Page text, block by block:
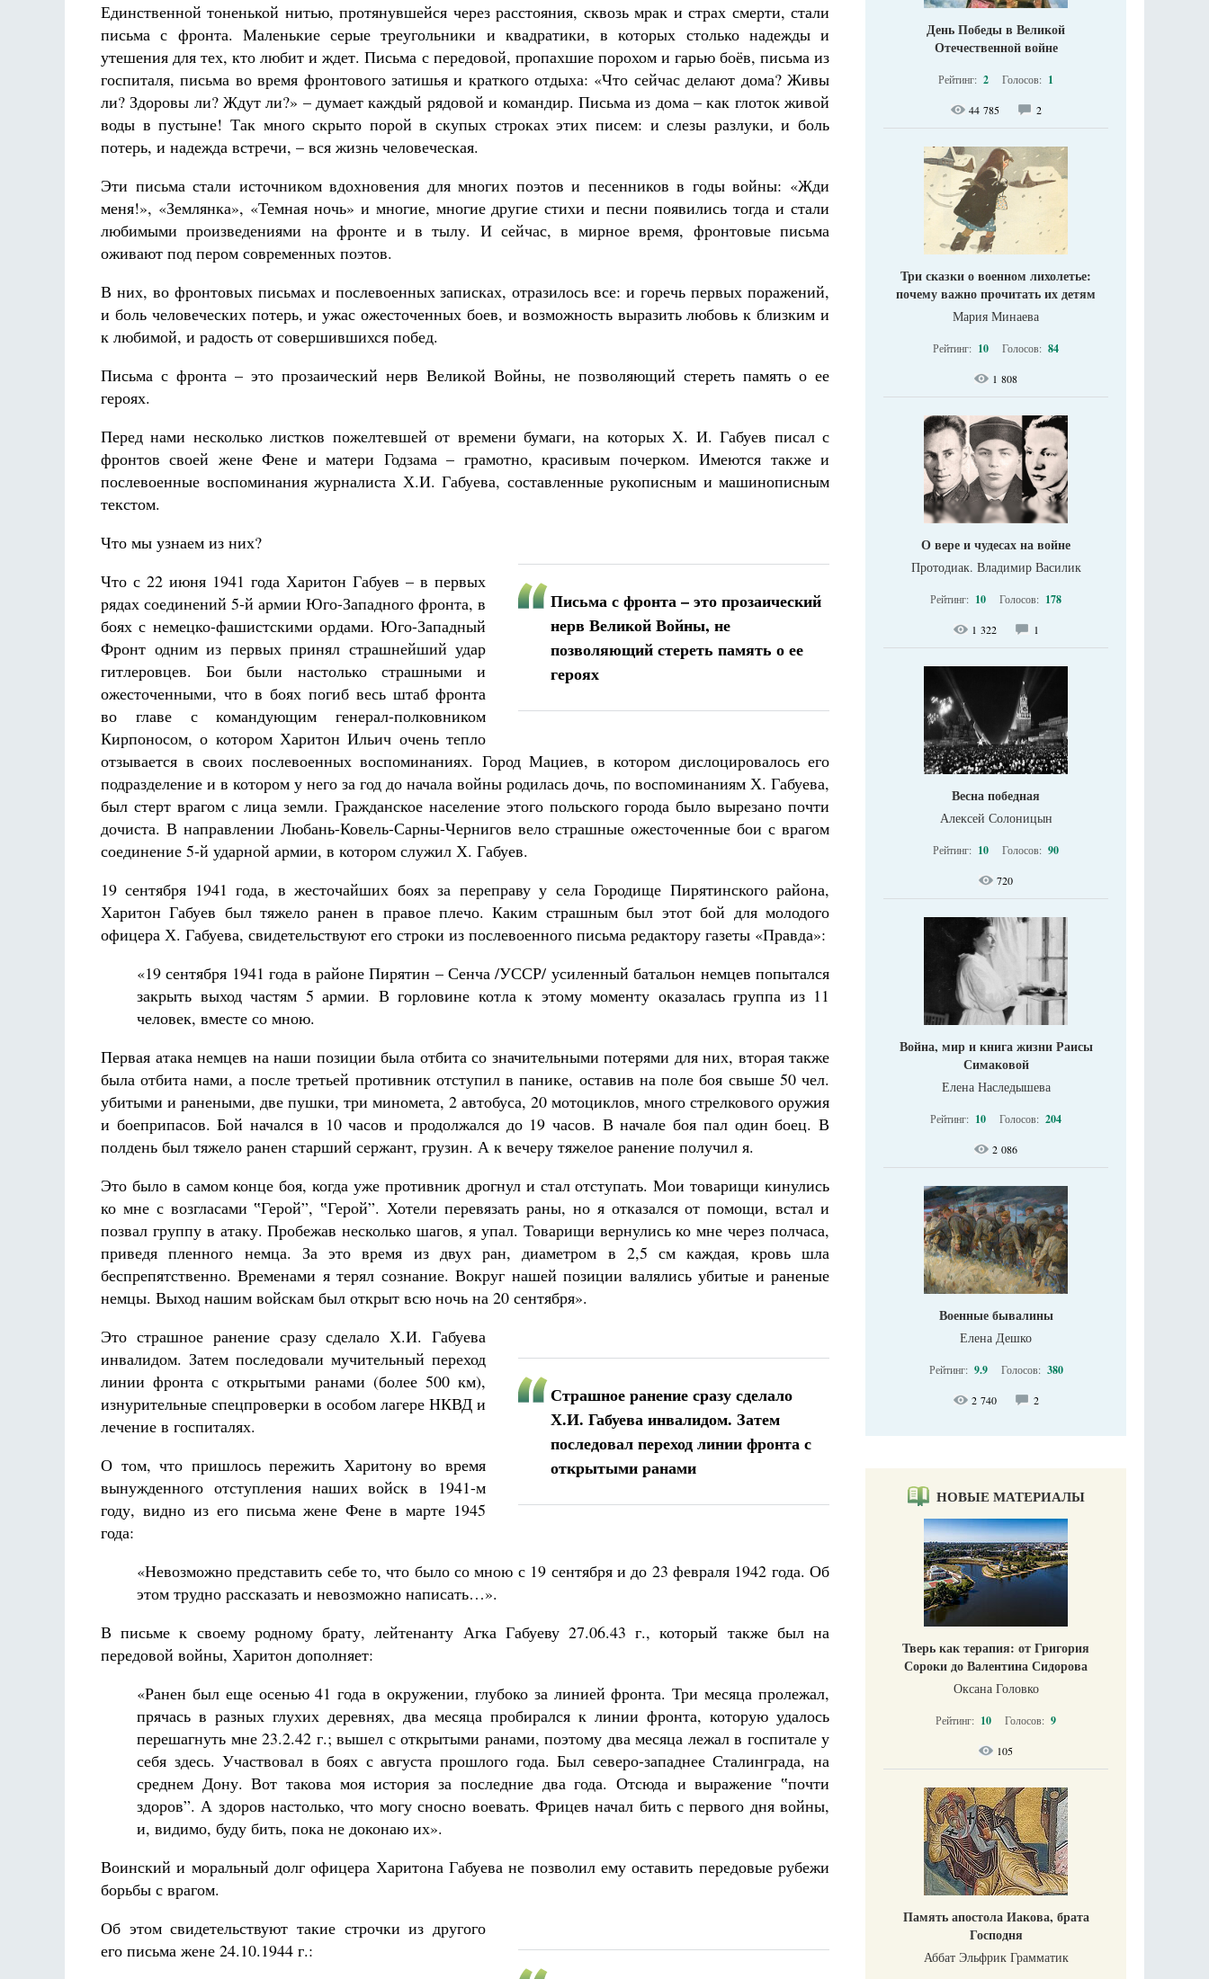
Единственной тоненькой нитью, протянувшейся через расстояния, сквозь мрак и страх смерти, стали
письма с фронта. Маленькие серые треугольники и квадратики, в которых столько надежды и
утешения для тех, кто любит и ждет. Письма с передовой, пропахшие порохом и гарью боёв, письма из
госпиталя, письма во время фронтового затишья и краткого отдыха: «Что сейчас делают дома? Живы
ли? Здоровы ли? Ждут ли?» – думает каждый рядовой и командир. Письма из дома – как глоток живой
воды в пустыне! Так много скрыто порой в скупых строках этих писем: и слезы разлуки, и боль
потерь, и надежда встречи, – вся жизнь человеческая.
Эти письма стали источником вдохновения для многих поэтов и песенников в годы войны: «Жди
меня!», «Землянка», «Темная ночь» и многие, многие другие стихи и песни появились тогда и стали
любимыми произведениями на фронте и в тылу. И сейчас, в мирное время, фронтовые письма
оживают под пером современных поэтов.
В них, во фронтовых письмах и послевоенных записках, отразилось все: и горечь первых поражений,
и боль человеческих потерь, и ужас ожесточенных боев, и возможность выразить любовь к близким и
к любимой, и радость от совершившихся побед.
Письма с фронта – это прозаический нерв Великой Войны, не позволяющий стереть память о ее
героях.
Перед нами несколько листков пожелтевшей от времени бумаги, на которых Х. И. Габуев писал с
фронтов своей жене Фене и матери Годзама – грамотно, красивым почерком. Имеются также и
послевоенные воспоминания журналиста Х.И. Габуева, составленные рукописным и машинописным
текстом.
Письма с фронта – это прозаический
нерв Великой Войны, не
позволяющий стереть память о ее
героях
Что мы узнаем из них?
Что с 22 июня 1941 года Харитон Габуев – в первых
рядах соединений 5-й армии Юго-Западного фронта, в
боях с немецко-фашистскими ордами. Юго-Западный
Фронт одним из первых принял страшнейший удар
гитлеровцев. Бои были настолько страшными и
ожесточенными, что в боях погиб весь штаб фронта
во главе с командующим генерал-полковником
Кирпоносом, о котором Харитон Ильич очень тепло
отзывается в своих послевоенных воспоминаниях. Город Мациев, в котором дислоцировалось его
подразделение и в котором у него за год до начала войны родилась дочь, по воспоминаниям Х. Габуева,
был стерт врагом с лица земли. Гражданское население этого польского города было вырезано почти
дочиста. В направлении Любань-Ковель-Сарны-Чернигов вело страшные ожесточенные бои с врагом
соединение 5-й ударной армии, в котором служил Х. Габуев.
19 сентября 1941 года, в жесточайших боях за переправу у села Городище Пирятинского района,
Харитон Габуев был тяжело ранен в правое плечо. Каким страшным был этот бой для молодого
офицера Х. Габуева, свидетельствуют его строки из послевоенного письма редактору газеты «Правда»:
«19 сентября 1941 года в районе Пирятин – Сенча /УССР/ усиленный батальон немцев попытался
закрыть выход частям 5 армии. В горловине котла к этому моменту оказалась группа из 11
человек, вместе со мною.
Первая атака немцев на наши позиции была отбита со значительными потерями для них, вторая также
была отбита нами, а после третьей противник отступил в панике, оставив на поле боя свыше 50 чел.
убитыми и ранеными, две пушки, три миномета, 2 автобуса, 20 мотоциклов, много стрелкового оружия
и боеприпасов. Бой начался в 10 часов и продолжался до 19 часов. В начале боя пал один боец. В
полдень был тяжело ранен старший сержант, грузин. А к вечеру тяжелое ранение получил я.
Это было в самом конце боя, когда уже противник дрогнул и стал отступать. Мои товарищи кинулись
ко мне с возгласами ‟Герой”, ‟Герой”. Хотели перевязать раны, но я отказался от помощи, встал и
позвал группу в атаку. Пробежав несколько шагов, я упал. Товарищи вернулись ко мне через полчаса,
приведя пленного немца. За это время из двух ран, диаметром в 2,5 см каждая, кровь шла
беспрепятственно. Временами я терял сознание. Вокруг нашей позиции валялись убитые и раненые
немцы. Выход нашим войскам был открыт всю ночь на 20 сентября».
Страшное ранение сразу сделало
Х.И. Габуева инвалидом. Затем
последовал переход линии фронта с
открытыми ранами
Это страшное ранение сразу сделало Х.И. Габуева
инвалидом. Затем последовали мучительный переход
линии фронта с открытыми ранами (более 500 км),
изнурительные спецпроверки в особом лагере НКВД и
лечение в госпиталях.
О том, что пришлось пережить Харитону во время
вынужденного отступления наших войск в 1941-м
году, видно из его письма жене Фене в марте 1945
года:
«Невозможно представить себе то, что было со мною с 19 сентября и до 23 февраля 1942 года. Об
этом трудно рассказать и невозможно написать…».
В письме к своему родному брату, лейтенанту Агка Габуеву 27.06.43 г., который также был на
передовой войны, Харитон дополняет:
«Ранен был еще осенью 41 года в окружении, глубоко за линией фронта. Три месяца пролежал,
прячась в разных глухих деревнях, два месяца пробирался к линии фронта, которую удалось
перешагнуть мне 23.2.42 г.; вышел с открытыми ранами, поэтому два месяца лежал в госпитале у
себя здесь. Участвовал в боях с августа прошлого года. Был северо-западнее Сталинграда, на
среднем Дону. Вот такова моя история за последние два года. Отсюда и выражение ‟почти
здоров”. А здоров настолько, что могу сносно воевать. Фрицев начал бить с первого дня войны,
и, видимо, буду бить, пока не доконаю их».
Воинский и моральный долг офицера Харитона Габуева не позволил ему оставить передовые рубежи
борьбы с врагом.
Об этом свидетельствуют такие строчки из другого
его письма жене 24.10.1944 г.:
День Победы в Великой
Отечественной войне
Рейтинг: 2 Голосов: 1
44 785 2
Три сказки о военном лихолетье:
почему важно прочитать их детям
Мария Минаева
Рейтинг: 10 Голосов: 84
1 808
О вере и чудесах на войне
Протодиак. Владимир Василик
Рейтинг: 10 Голосов: 178
1 322 1
Весна победная
Алексей Солоницын
Рейтинг: 10 Голосов: 90
720
Война, мир и книга жизни Раисы
Симаковой
Елена Наследышева
Рейтинг: 10 Голосов: 204
2 086
Военные бывалины
Елена Дешко
Рейтинг: 9.9 Голосов: 380
2 740 2
НОВЫЕ МАТЕРИАЛЫ
Тверь как терапия: от Григория
Сороки до Валентина Сидорова
Оксана Головко
Рейтинг: 10 Голосов: 9
105
Память апостола Иакова, брата
Господня
Аббат Эльфрик Грамматик